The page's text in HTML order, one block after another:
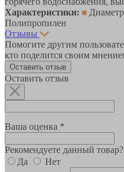
Характеристики:
Полипропилен
Отзывы
Помогите другим
кто поделится своим
Оставить отзыв
Оставить отзыв
Ваша оценка *
Рекомендуете данный
Да
Нет